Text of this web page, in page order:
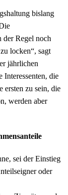
bislang
der Regel noch
locken“, sagt
jährlichen
Interessenten, die
ersten zu sein, die
werden aber
sei der Einstieg
oder